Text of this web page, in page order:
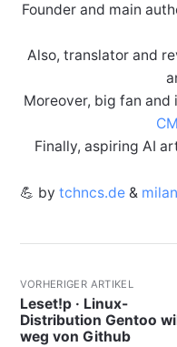
Founder and main
Also, translator and
Moreover, big fan
Finally, aspiring AI
💪 by tchncs.de&
VORHERIGER ARTIKEL
Leset!p · Linux-
Distribution Gentoo
weg von Github